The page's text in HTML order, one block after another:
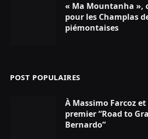
« Ma Mountanha »,
pour les Champlas
piémontaises
POST POPULAIRES
À Massimo Farcoz
premier “Road to
Bernardo”